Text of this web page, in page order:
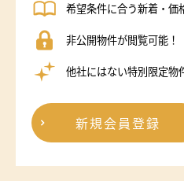
希望条件に合う新着・価
非公開物件が閲覧可能！
他社にはない特別限定物
新規会員登録